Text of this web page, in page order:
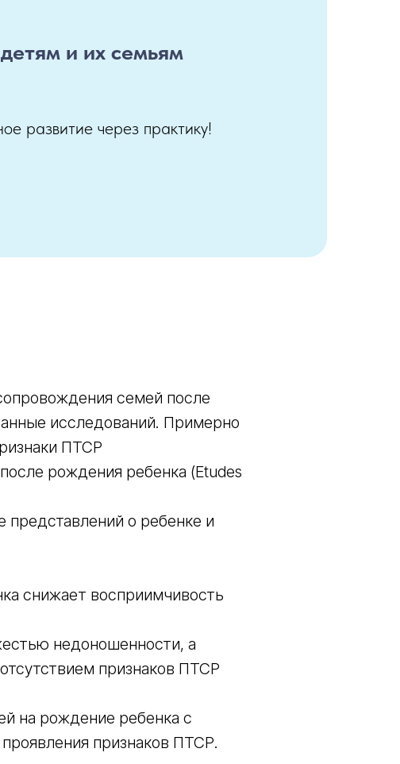
и их семьям
развитие через практику!
семей после
исследований. Примерно
ПТСР
рождения ребенка (Etudes
о ребенке и
снижает восприимчивость
недоношенности, а
признаков ПТСР
на рождение ребенка с
признаков ПТСР.